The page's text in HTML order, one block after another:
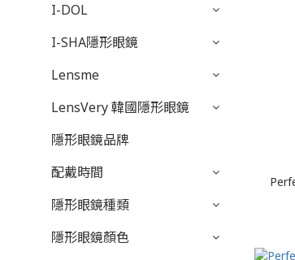
I-DOL
I-SHA隱形眼鏡
Lensme
LensVery 韓國隱形眼鏡
隱形眼鏡品牌
配戴時間
隱形眼鏡種類
隱形眼鏡顏色